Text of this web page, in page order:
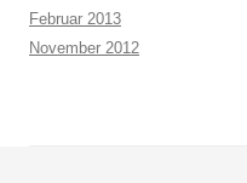
Februar 2013
November 2012